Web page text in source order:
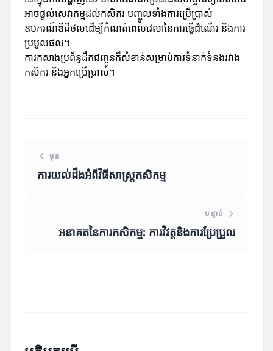
អាចផ្តល់សេវាកម្មដល់កសិករ បញ្ចូលទាំងការប្រើប្រាស់
ឧបករណ៍ឌីជីថលដើម្បីកំណត់ពេលវេលានៃការធ្វើដំណើរ និងការ
ប្រមូលផល។
ការកសាងប្រព័ន្ធដឹកជញ្ចូនក៏សំខាន់សម្រាប់ការទំនាក់ទំនងរវាង
កសិករ និងអ្នកប្រើប្រាស់។
មុន
ការយល់ដឹងអំពីវិធីសាស្ត្រកសិកម្ម
បន្ទាប់
អនាគតនៃការកសិកម្ម: ការវិវត្តនិងការប្រែប្រួល